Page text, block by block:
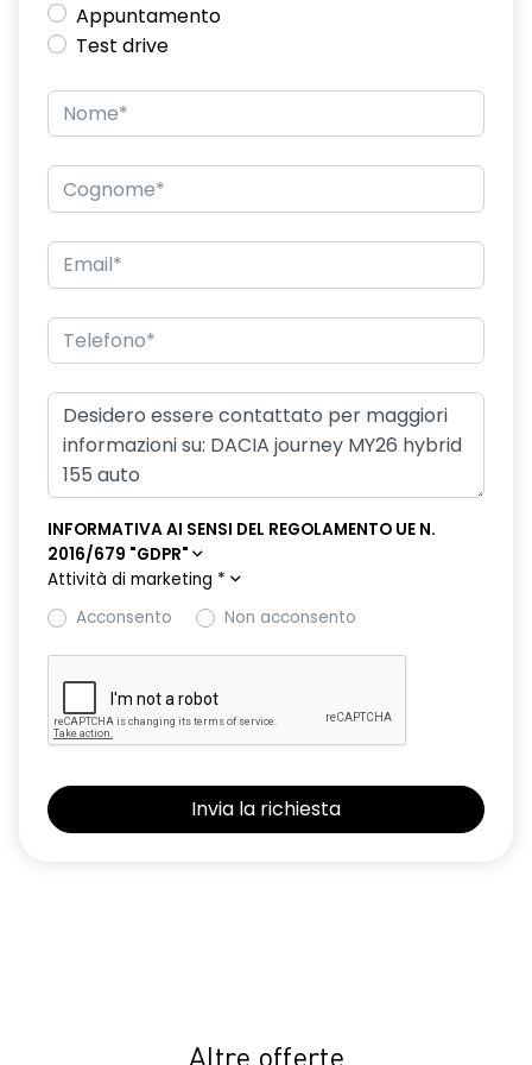
Commutatore airbag passeggero
Consolle centrale con bracciolo e vano portaoggetti
Distance warning avviso distanza di sicurezza
Driver Display digitale personalizzabile da 7"
Eco Mode, Start and Stop e indicatore di cambiamento
velocità
Emergency call soggetto alla disponibilità di rete
Freno di stazionamento elettrico
Ganci Isofix sui posti laterali sul retro
HARM08
Keyless entry
Nuovo Media Nav Live navigazione connessa con traffico in
tempo reale + 3D Arkamys®
Panchetta posteriore frazionabile e ribaltabile 1/3-2/3
Retrovisori ripiegabili automaticamente con pulsante di
Selleria in tessuto specifico journey MY26 grigio chiaro
Appuntamento
Test drive
INFORMATIVA AI SENSI DEL REGOLAMENTO UE N.
2016/679 "GDPR"
Attività di marketing *
Acconsento
Non acconsento